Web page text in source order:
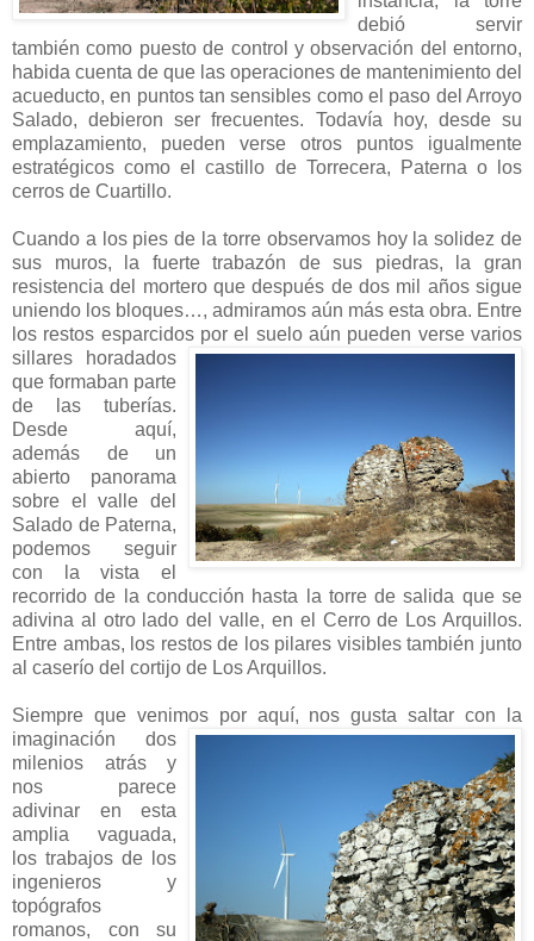
debió servir
también como puesto de control y observación del entorno,
habida cuenta de que las operaciones de mantenimiento del
acueducto, en puntos tan sensibles como el paso del Arroyo
Salado, debieron ser frecuentes. Todavía hoy, desde su
emplazamiento, pueden verse otros puntos igualmente
estratégicos como el castillo de Torrecera, Paterna o los
cerros de Cuartillo.
Cuando a los pies de la torre observamos hoy la solidez de
sus muros, la fuerte trabazón de sus piedras, la gran
resistencia del mortero que después de dos mil años sigue
uniendo los bloques…, admiramos aún más esta obra. Entre
los restos esparcidos por el suelo aún pueden verse varios
sillares horadados
que formaban parte
de las tuberías.
Desde aquí,
además de un
abierto panorama
sobre el valle del
Salado de Paterna,
podemos seguir
con la vista el
recorrido de la conducción hasta la torre de salida que se
adivina al otro lado del valle, en el Cerro de Los Arquillos.
Entre ambas, los restos de los pilares visibles también junto
al caserío del cortijo de Los Arquillos.
Siempre que venimos por aquí, nosgusta saltar con la
imaginación dos
milenios atrás y
nos parece
adivinar en esta
amplia vaguada,
los trabajos de los
ingenieros y
topógrafos
romanos, con su